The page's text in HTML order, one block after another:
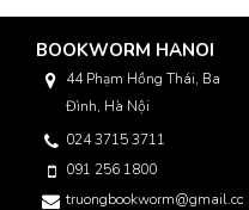
BOOKWORM HANOI
44 Phạm Hồng Thái, Ba
Đình, Hà Nội
024 3715 3711
091 256 1800
truongbookworm@gmail.com